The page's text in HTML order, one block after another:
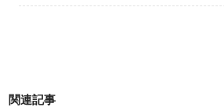
関連記事